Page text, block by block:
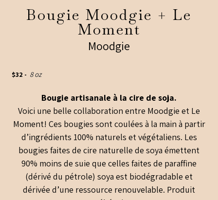
Bougie Moodgie + Le
Moment
Moodgie
$32 - 8 oz
Bougie artisanale à la cire de soja.
Voici une belle collaboration entre Moodgie et Le
Moment! Ces bougies sont coulées à la main à partir
d’ingrédients 100% naturels et végétaliens. Les
bougies faites de cire naturelle de soya émettent
90% moins de suie que celles faites de paraffine
(dérivé du pétrole) soya est biodégradable et
dérivée d’une ressource renouvelable. Produit